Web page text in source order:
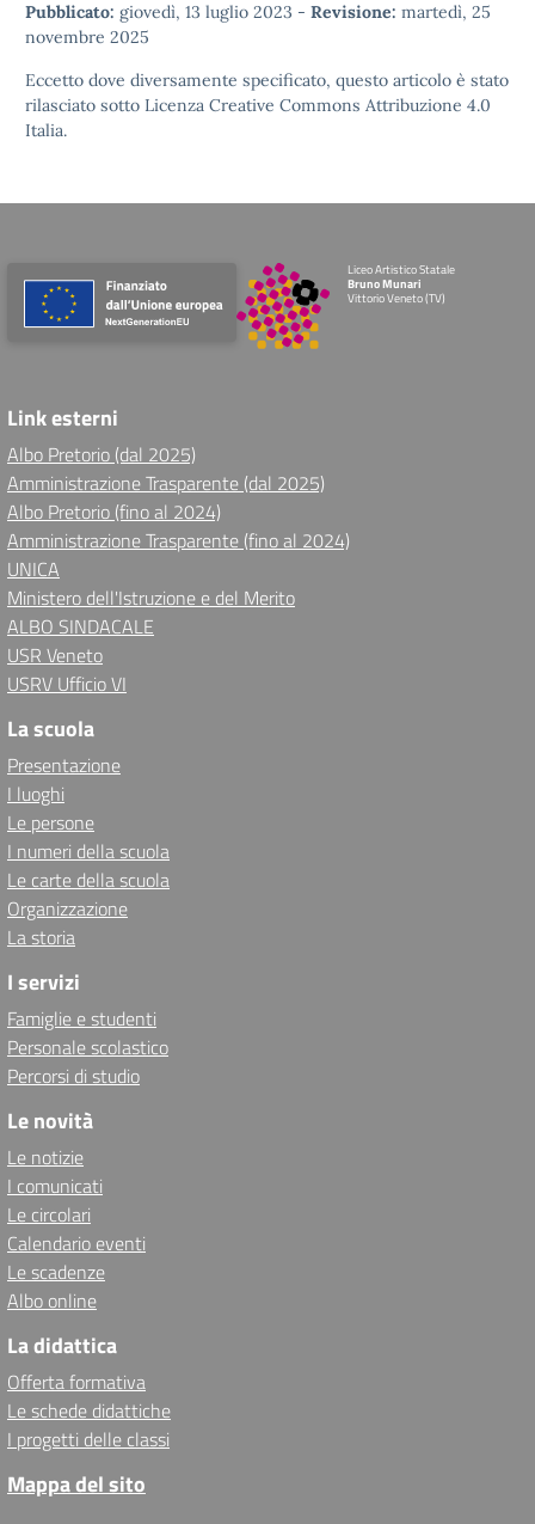
Pubblicato: giovedì, 13 luglio 2023 - Revisione: martedì, 25
novembre 2025
Eccetto dove diversamente specificato, questo articolo è stato
rilasciato sotto Licenza Creative Commons Attribuzione 4.0
Italia.
Liceo Artistico Statale
Bruno Munari
Vittorio Veneto (TV)
Link esterni
Albo Pretorio (dal 2025)
Amministrazione Trasparente (dal 2025)
Albo Pretorio (fino al 2024)
Amministrazione Trasparente (fino al 2024)
UNICA
Ministero dell'Istruzione e del Merito
ALBO SINDACALE
USR Veneto
USRV Ufficio VI
La scuola
Presentazione
I luoghi
Le persone
I numeri della scuola
Le carte della scuola
Organizzazione
La storia
I servizi
Famiglie e studenti
Personale scolastico
Percorsi di studio
Le novità
Le notizie
I comunicati
Le circolari
Calendario eventi
Le scadenze
Albo online
La didattica
Offerta formativa
Le schede didattiche
I progetti delle classi
Mappa del sito